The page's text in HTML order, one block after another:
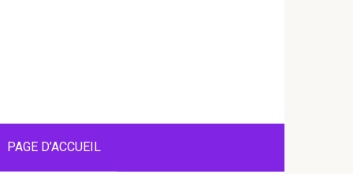
PAGE D’ACCUEIL